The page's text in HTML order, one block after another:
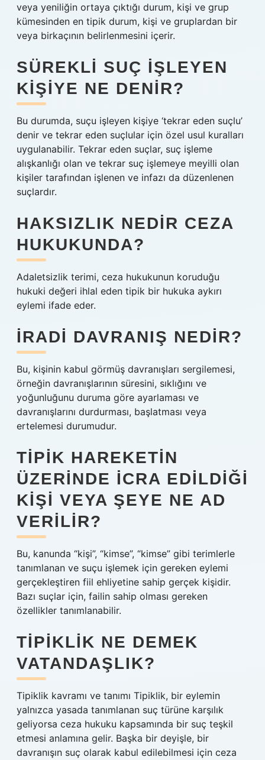
veya yeniliğin ortaya çıktığı durum, kişi ve grup
kümesinden en tipik durum, kişi ve gruplardan bir
veya birkaçının belirlenmesini içerir.
SÜREKLI SUÇ IŞLEYEN
KIŞIYE NE DENIR?
Bu durumda, suçu işleyen kişiye ‘tekrar eden suçlu’
denir ve tekrar eden suçlular için özel usul kuralları
uygulanabilir. Tekrar eden suçlar, suç işleme
alışkanlığı olan ve tekrar suç işlemeye meyilli olan
kişiler tarafından işlenen ve infazı da düzenlenen
suçlardır.
HAKSIZLIK NEDIR CEZA
HUKUKUNDA?
Adaletsizlik terimi, ceza hukukunun koruduğu
hukuki değeri ihlal eden tipik bir hukuka aykırı
eylemi ifade eder.
İRADI DAVRANIŞ NEDIR?
Bu, kişinin kabul görmüş davranışları sergilemesi,
örneğin davranışlarının süresini, sıklığını ve
yoğunluğunu duruma göre ayarlaması ve
davranışlarını durdurması, başlatması veya
ertelemesi durumudur.
TIPIK HAREKETIN
ÜZERINDE ICRA EDILDIĞI
KIŞI VEYA ŞEYE NE AD
VERILIR?
Bu, kanunda “kişi”, “kimse”, “kimse” gibi terimlerle
tanımlanan ve suçu işlemek için gereken eylemi
gerçekleştiren fiil ehliyetine sahip gerçek kişidir.
Bazı suçlar için, failin sahip olması gereken
özellikler tanımlanabilir.
TIPIKLIK NE DEMEK
VATANDAŞLIK?
Tipiklik kavramı ve tanımı Tipiklik, bir eylemin
yalnızca yasada tanımlanan suç türüne karşılık
geliyorsa ceza hukuku kapsamında bir suç teşkil
etmesi anlamına gelir. Başka bir deyişle, bir
davranışın suç olarak kabul edilebilmesi için ceza